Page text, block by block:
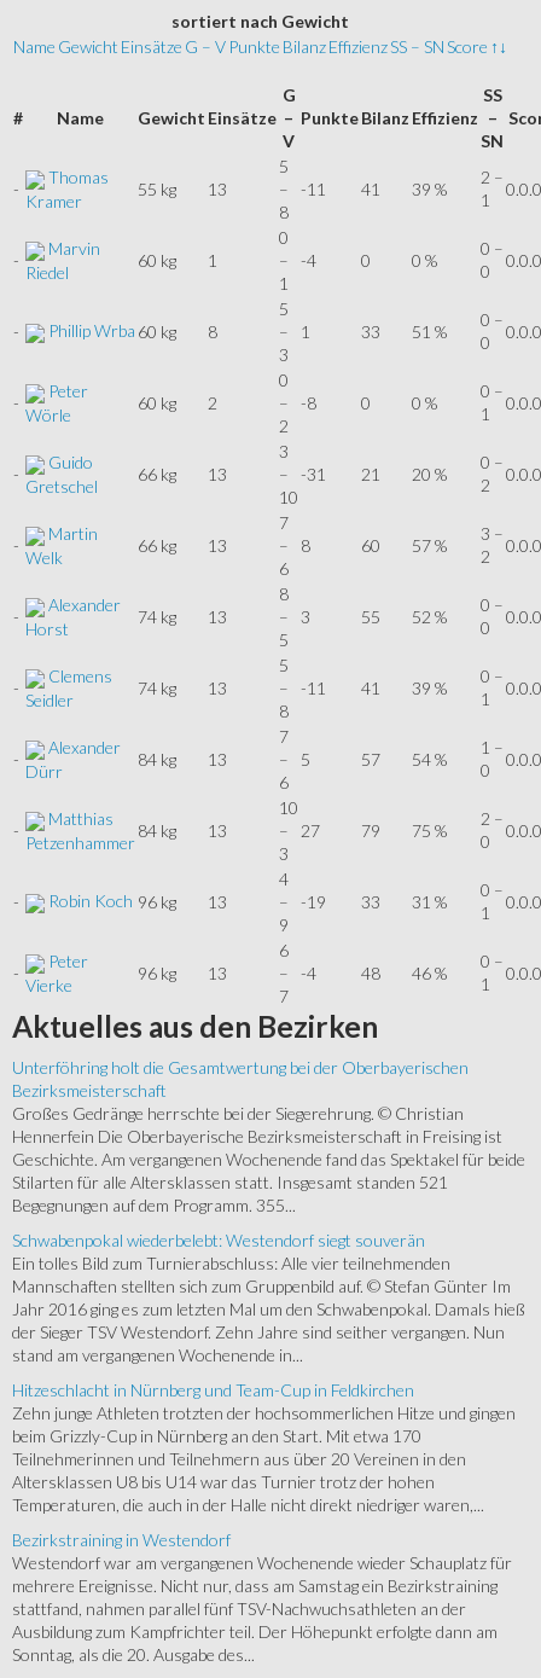
sortiert nach Gewicht
Name Gewicht Einsätze G – V Punkte BilanzEffizienzSS – SNScore ↑↓
# Name Gewicht Einsätze
G
–
V
PunkteBilanz Effizienz
SS
–
SN
-
Thomas
Kramer
55 kg 13
5
–
8
-11 41 39 %
2 –
1
-
Marvin
Riedel
60 kg 1
0
–
1
-4 0 0 %
0 –
0
- Phillip Wrba 60 kg 8
5
–
3
1 33 51 %
0 –
0
-
Peter
Wörle
60 kg 2
0
–
2
-8 0 0 %
0 –
1
-
Guido
Gretschel
66 kg 13
3
–
10
-31 21 20 %
0 –
2
-
Martin
Welk
66 kg 13
7
–
6
8 60 57 %
3 –
2
-
Alexander
Horst
74 kg 13
8
–
5
3 55 52 %
0 –
0
-
Clemens
Seidler
74 kg 13
5
–
8
-11 41 39 %
0 –
1
-
Alexander
Dürr
84 kg 13
7
–
6
5 57 54 %
1 –
0
-
Matthias
Petzenhammer
84 kg 13
10
–
3
27 79 75 %
2 –
0
- Robin Koch 96 kg 13
4
–
9
-19 33 31 %
0 –
1
-
Peter
Vierke
96 kg 13
6
–
7
-4 48 46 %
0 –
1
Aktuelles aus den Bezirken
Unterföhring holt die Gesamtwertung bei der Oberbayerischen
Bezirksmeisterschaft
Großes Gedränge herrschte bei der Siegerehrung. © Christian
Hennerfein Die Oberbayerische Bezirksmeisterschaft in Freising ist
Geschichte. Am vergangenen Wochenende fand das Spektakel für beide
Stilarten für alle Altersklassen statt. Insgesamt standen 521
Begegnungen auf dem Programm. 355...
Schwabenpokal wiederbelebt: Westendorf siegt souverän
Ein tolles Bild zum Turnierabschluss: Alle vier teilnehmenden
Mannschaften stellten sich zum Gruppenbild auf. © Stefan Günter Im
Jahr 2016 ging es zum letzten Mal um den Schwabenpokal. Damals hieß
der Sieger TSV Westendorf. Zehn Jahre sind seither vergangen. Nun
stand am vergangenen Wochenende in...
Hitzeschlacht in Nürnberg und Team-Cup in Feldkirchen
Zehn junge Athleten trotzten der hochsommerlichen Hitze und gingen
beim Grizzly-Cup in Nürnberg an den Start. Mit etwa 170
Teilnehmerinnen und Teilnehmern aus über 20 Vereinen in den
Altersklassen U8 bis U14 war das Turnier trotz der hohen
Temperaturen, die auch in der Halle nicht direkt niedriger waren,...
Bezirkstraining in Westendorf
Westendorf war am vergangenen Wochenende wieder Schauplatz für
mehrere Ereignisse. Nicht nur, dass am Samstag ein Bezirkstraining
stattfand, nahmen parallel fünf TSV-Nachwuchsathleten an der
Ausbildung zum Kampfrichter teil. Der Höhepunkt erfolgte dann am
Sonntag, als die 20. Ausgabe des...